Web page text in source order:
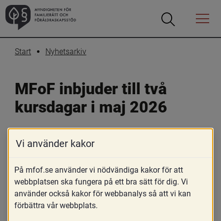
Öppna
Öppna
Menyn
Start Nyhetsarkiv
MFoF inbjuder till två
kursdagar i maj 2026
Kursen vänder sig främst till dig som
önskar hålla föräldrautbildning inför
adoption, men även till dig som i din
Vi använder kakor
På mfof.se använder vi nödvändiga kakor för att
webbplatsen ska fungera på ett bra sätt för dig. Vi
använder också kakor för webbanalys så att vi kan
förbättra vår webbplats.